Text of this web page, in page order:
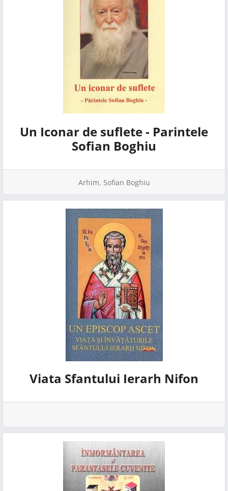
Un Iconar de suflete - Parintele
Sofian Boghiu
Arhim. Sofian Boghiu
Viata Sfantului Ierarh Nifon